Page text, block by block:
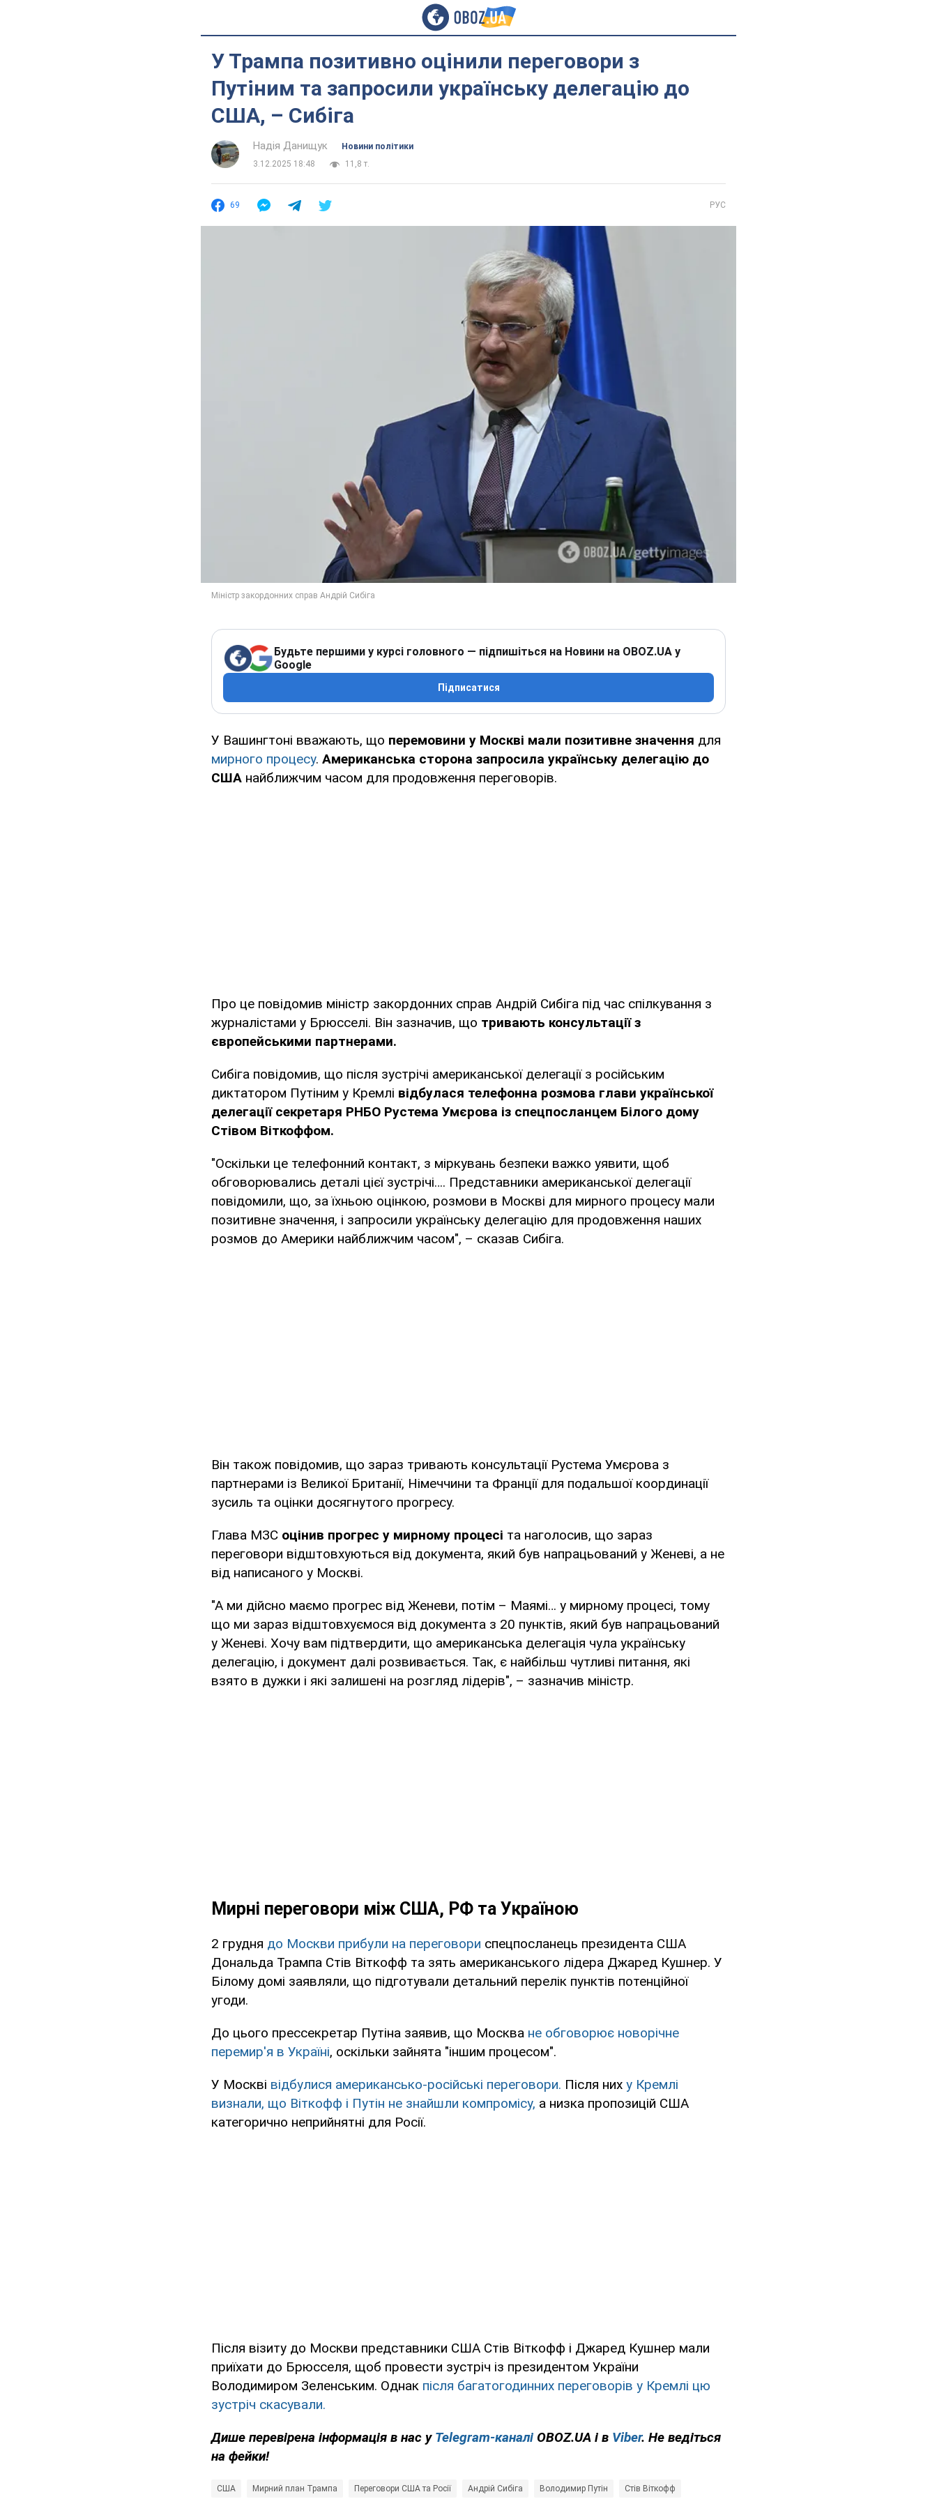
У Трампа позитивно оцінили переговори з
Путіним та запросили українську делегацію до
США, – Сибіга
Надія Данищук
Новини політики
3.12.2025 18:48
11,8 т.
69 РУС
Будьте першими у курсі головного — підпишіться на Новини на OBOZ.UA у
Google
Підписатися
У Вашингтоні вважають, що перемовини у Москві мали позитивне значення для
мирного процесу. Американська сторона запросила українську делегацію до
США найближчим часом для продовження переговорів.
Про це повідомив міністр закордонних справ Андрій Сибіга під час спілкування з
журналістами у Брюсселі. Він зазначив, що тривають консультації з
європейськими партнерами.
Сибіга повідомив, що після зустрічі американської делегації з російським
диктатором Путіним у Кремлі відбулася телефонна розмова глави української
делегації секретаря РНБО Рустема Умєрова із спецпосланцем Білого дому
Стівом Віткоффом.
"Оскільки це телефонний контакт, з міркувань безпеки важко уявити, щоб
обговорювались деталі цієї зустрічі…. Представники американської делегації
повідомили, що, за їхньою оцінкою, розмови в Москві для мирного процесу мали
позитивне значення, і запросили українську делегацію для продовження наших
розмов до Америки найближчим часом", – сказав Сибіга.
Він також повідомив, що зараз тривають консультації Рустема Умєрова з
партнерами із Великої Британії, Німеччини та Франції для подальшої координації
зусиль та оцінки досягнутого прогресу.
Глава МЗС оцінив прогрес у мирному процесі та наголосив, що зараз
переговори відштовхуються від документа, який був напрацьований у Женеві, а не
від написаного у Москві.
"А ми дійсно маємо прогрес від Женеви, потім – Маямі… у мирному процесі, тому
що ми зараз відштовхуємося від документа з 20 пунктів, який був напрацьований
у Женеві. Хочу вам підтвердити, що американська делегація чула українську
делегацію, і документ далі розвивається. Так, є найбільш чутливі питання, які
взято в дужки і які залишені на розгляд лідерів", – зазначив міністр.
Мирні переговори між США, РФ та Україною
2 грудня до Москви прибули на переговори спецпосланець президента США
Дональда Трампа Стів Віткофф та зять американського лідера Джаред Кушнер. У
Білому домі заявляли, що підготували детальний перелік пунктів потенційної
угоди.
До цього прессекретар Путіна заявив, що Москва не обговорює новорічне
перемир'я в Україні, оскільки зайнята "іншим процесом".
У Москві відбулися американсько-російські переговори. Після них у Кремлі
визнали, що Віткофф і Путін не знайшли компромісу, а низка пропозицій США
категорично неприйнятні для Росії.
Після візиту до Москви представники США Стів Віткофф і Джаред Кушнер мали
приїхати до Брюсселя, щоб провести зустріч із президентом України
Володимиром Зеленським. Однак після багатогодинних переговорів у Кремлі цю
зустріч скасували.
Дише перевірена інформація в нас у Telegram-каналі OBOZ.UA і в Viber. Не ведіться
на фейки!
США Мирний план Трампа Переговори США та Росії Андрій Сибіга Володимир Путін Стів Віткофф